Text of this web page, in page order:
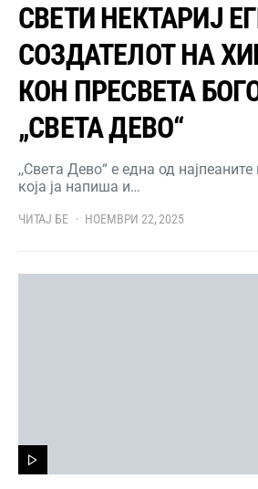
СВЕТИ НЕКТАРИЈ
СОЗДАТЕЛОТ НА
КОН ПРЕСВЕТА
„СВЕТА ДЕВО“
,,Света Дево“ е една од
која ја напиша и…
ЧИТАЈ БЕ НОЕМВРИ 22, 2025